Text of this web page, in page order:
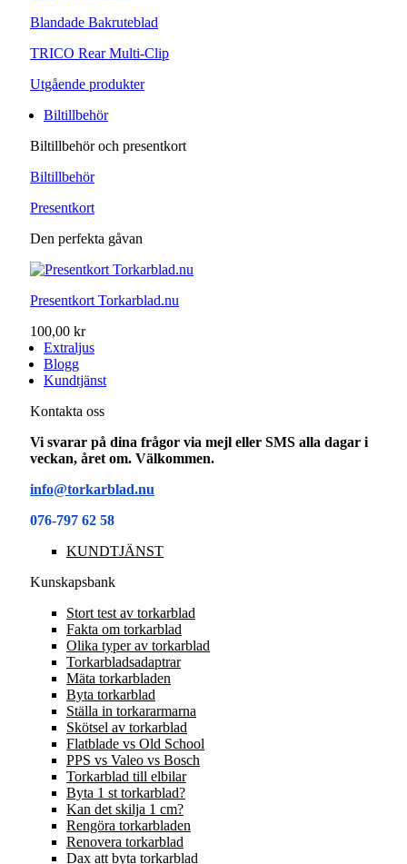
Blandade Bakruteblad
TRICO Rear Multi-Clip
Utgående produkter
Biltillbehör
Biltillbehör och presentkort
Biltillbehör
Presentkort
Den perfekta gåvan
Presentkort Torkarblad.nu
100,00 kr
Extraljus
Blogg
Kundtjänst
Kontakta oss
Vi svarar på dina frågor via mejl eller SMS alla dagar i
veckan, året om. Välkommen.
info@torkarblad.nu
076-797 62 58
KUNDTJÄNST
Kunskapsbank
Stort test av torkarblad
Fakta om torkarblad
Olika typer av torkarblad
Torkarbladsadaptrar
Mäta torkarbladen
Byta torkarblad
Ställa in torkararmarna
Skötsel av torkarblad
Flatblade vs Old School
PPS vs Valeo vs Bosch
Torkarblad till elbilar
Byta 1 st torkarblad?
Kan det skilja 1 cm?
Rengöra torkarbladen
Renovera torkarblad
Dax att byta torkarblad